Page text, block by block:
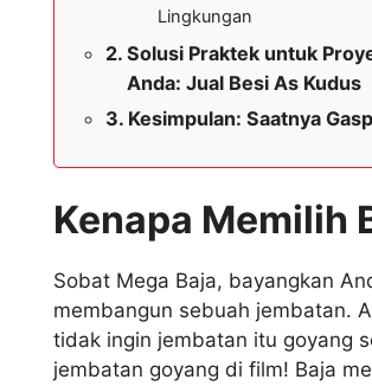
Lingkungan
Solusi Praktek untuk
Anda: Jual Besi As Kudus
Kesimpulan: Saatnya
Kenapa Memilih
Sobat Mega Baja, bayangkan
membangun sebuah jembatan.
tidak ingin jembatan itu goyang
jembatan goyang di film! Baja